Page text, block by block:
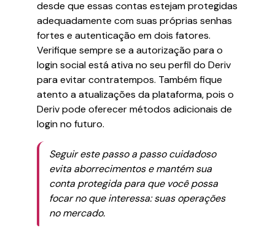
desde que essas contas estejam protegidas
adequadamente com suas próprias senhas
fortes e autenticação em dois fatores.
Verifique sempre se a autorização para o
login social está ativa no seu perfil do Deriv
para evitar contratempos. Também fique
atento a atualizações da plataforma, pois o
Deriv pode oferecer métodos adicionais de
login no futuro.
Seguir este passo a passo cuidadoso
evita aborrecimentos e mantém sua
conta protegida para que você possa
focar no que interessa: suas operações
no mercado.